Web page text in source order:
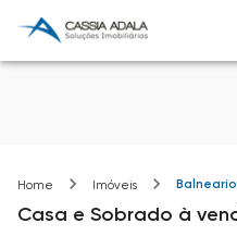
Home Imóveis
Casa e Sobrado à